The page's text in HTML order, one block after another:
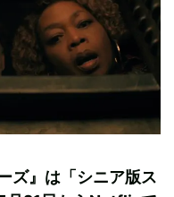
ズ』は「シニア版ス